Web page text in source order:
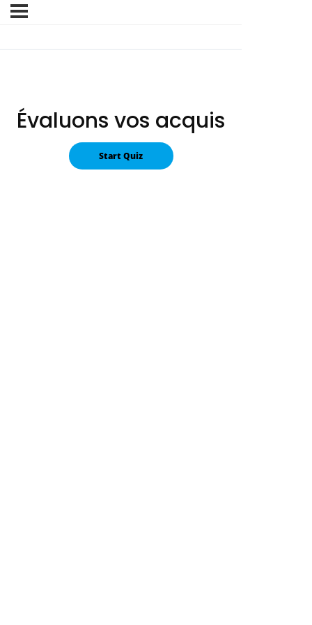
Évaluons vos acquis